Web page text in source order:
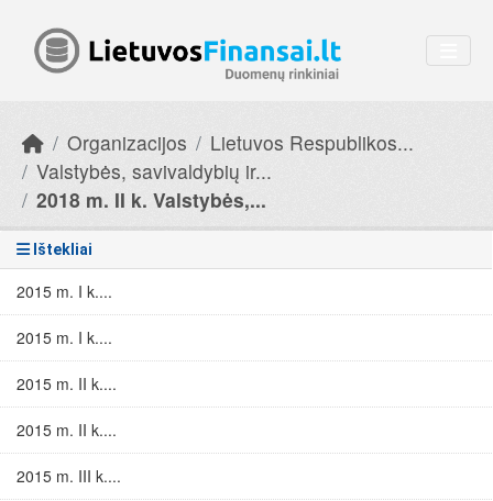
Organizacijos
Lietuvos Respublikos...
Valstybės, savivaldybių ir...
2018 m. II k. Valstybės,...
Ištekliai
2015 m. I k....
2015 m. I k....
2015 m. II k....
2015 m. II k....
2015 m. III k....